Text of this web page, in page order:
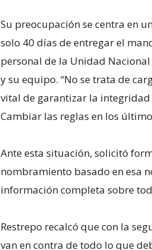
Su preocupación se centra en
solo 40 días de entregar el
personal de la Unidad
y su equipo. “No se trata de
vital de garantizar la
Cambiar las reglas en los
Ante esta situación, solicitó
nombramiento basado en esa
información completa sobre
Restrepo recalcó que con la
van en contra de todo lo que